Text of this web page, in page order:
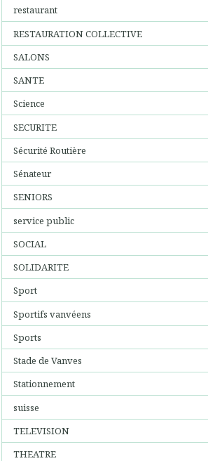
restaurant
RESTAURATION COLLECTIVE
SALONS
SANTE
Science
SECURITE
Sécurité Routière
Sénateur
SENIORS
service public
SOCIAL
SOLIDARITE
Sport
Sportifs vanvéens
Sports
Stade de Vanves
Stationnement
suisse
TELEVISION
THEATRE